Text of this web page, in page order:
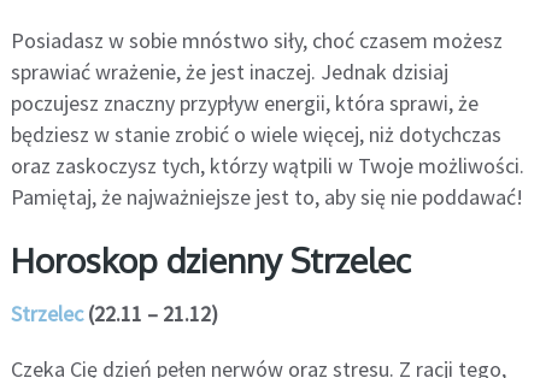
Posiadasz w sobie mnóstwo siły, choć czasem możesz
sprawiać wrażenie, że jest inaczej. Jednak dzisiaj
poczujesz znaczny przypływ energii, która sprawi, że
będziesz w stanie zrobić o wiele więcej, niż dotychczas
oraz zaskoczysz tych, którzy wątpili w Twoje możliwości.
Pamiętaj, że najważniejsze jest to, aby się nie poddawać!
Horoskop dzienny Strzelec
Strzelec(22.11 – 21.12)
Czeka Cię dzień pełen nerwów oraz stresu. Z racji tego,